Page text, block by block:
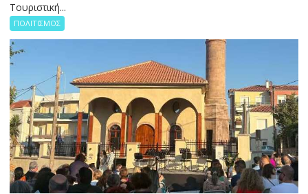
Τουριστική...
ΠΟΛΙΤΙΣΜΟΣ